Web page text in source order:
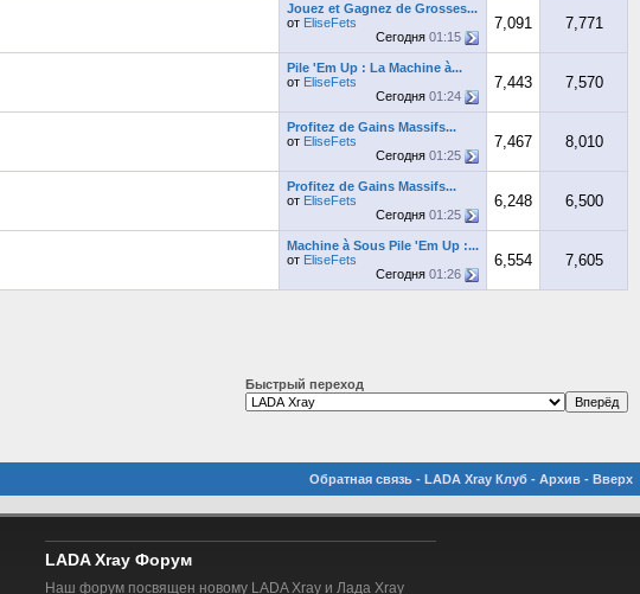
Jouez et Gagnez de Grosses...
от EliseFets
Сегодня 01:15
7,091 7,771
Pile 'Em Up : La Machine à...
от EliseFets
Сегодня 01:24
7,443 7,570
Profitez de Gains Massifs...
от EliseFets
Сегодня 01:25
7,467 8,010
Profitez de Gains Massifs...
от EliseFets
Сегодня 01:25
6,248 6,500
Machine à Sous Pile 'Em Up :...
от EliseFets
Сегодня 01:26
6,554 7,605
Быстрый переход
Обратная связь - LADA Xray Клуб - Архив - Вверх
LADA Xray Форум
Наш форум посвящен новому LADA Xray и Лада Xray